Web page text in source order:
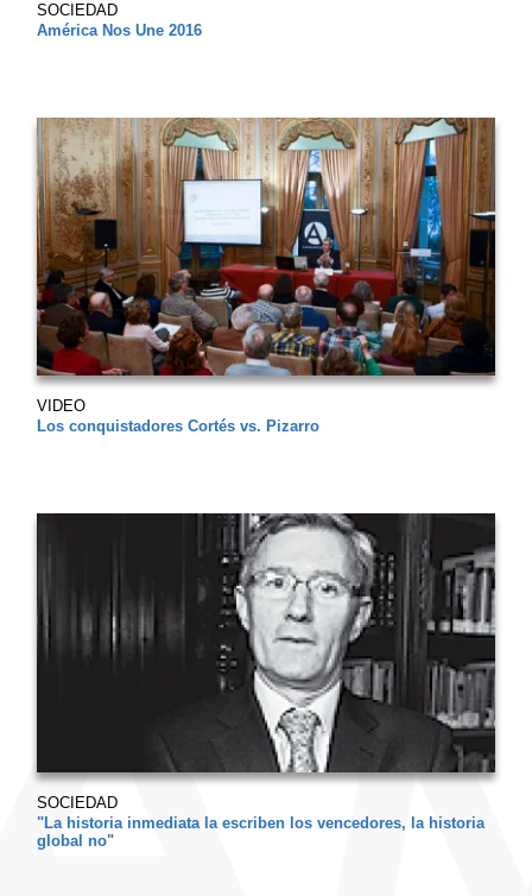
SOCIEDAD
América Nos Une 2016
VIDEO
Los conquistadores Cortés vs. Pizarro
SOCIEDAD
"La historia inmediata la escriben los vencedores, la historia
global no"